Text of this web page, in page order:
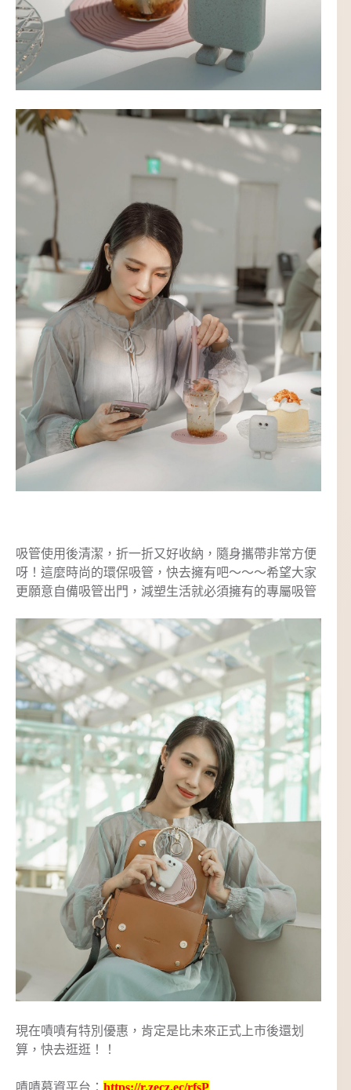
吸管使用後清潔，折一折又好收納，隨身攜帶非常方便
呀！這麼時尚的環保吸管，快去擁有吧～～～希望大家
更願意自備吸管出門，減塑生活就必須擁有的專屬吸管
現在嘖嘖有特別優惠，肯定是比未來正式上市後還划
算，快去逛逛！！
嘖嘖募資平台： https://r.zecz.ec/rfsP